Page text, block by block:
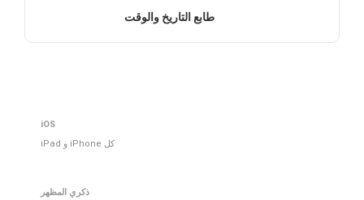
طابع التاريخ والوقت
iOS
كل iPhone و iPad
ذكري المظهر